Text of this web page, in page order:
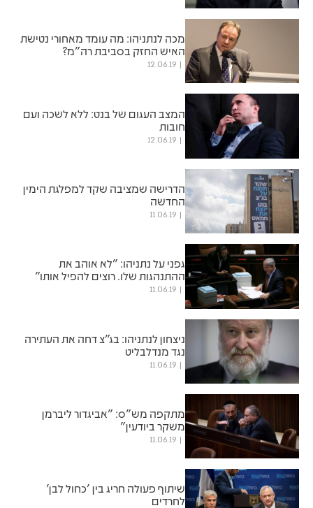
מכה לנתניהו: מה עומד מאחורי נטישת
האיש החזק בסביבת רה"מ?
12.06.19
המצב העגום של בנט: ללא לשכה ועם
חובות
12.06.19
הדרישה שמציבה שקד למפלגת הימין
החדשה
11.06.19
גפני על נתניהו: "לא אוהב את
ההתנהגות שלו. רוצים להפיל אותו"
11.06.19
ניצחון לנתניהו: בג"צ דחה את העתירה
נגד מנדלבליט
11.06.19
מתקפה מש"ס: "אביגדור ליברמן
משקר ביודעין"
11.06.19
שיתוף פעולה חריג בין 'כחול לבן'
לחרדים